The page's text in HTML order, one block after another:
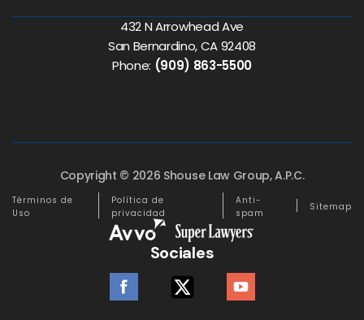
432 N Arrowhead Ave
San Bernardino, CA 92408
Phone: (909) 863-5500
Copyright © 2026 Shouse Law Group, A.P.C.
Términos de
Uso
Política de
privacidad
Anti-
spam
Sitemap
Sociales
facebook twitter youtube